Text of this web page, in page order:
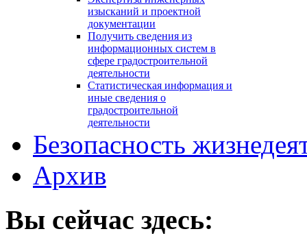
изысканий и проектной
документации
Получить сведения из
информационных систем в
сфере градостроительной
деятельности
Статистическая информация и
иные сведения о
градостроительной
деятельности
Безопасность
Архив
Вы сейчас здесь: